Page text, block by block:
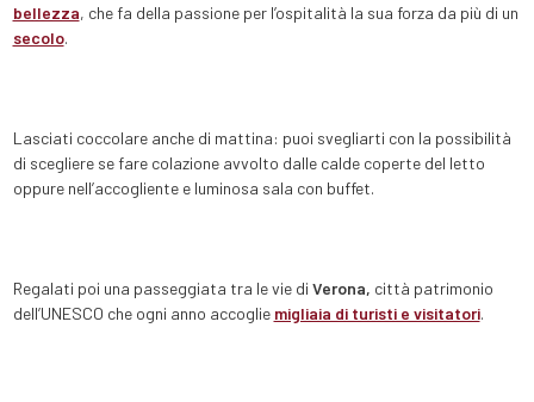
bellezza, che fa della passione per l’ospitalità la sua forza da più di un
secolo.
Lasciati coccolare anche di mattina: puoi svegliarti con la possibilità
di scegliere se fare colazione avvolto dalle calde coperte del letto
oppure nell’accogliente e luminosa sala con buffet.
Regalati poi una passeggiata tra le vie di Verona, città patrimonio
dell’UNESCO che ogni anno accoglie migliaia di turisti e visitatori.